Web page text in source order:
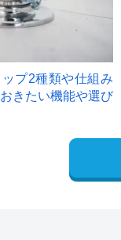
プ2種類や仕組み
きたい機能や選び